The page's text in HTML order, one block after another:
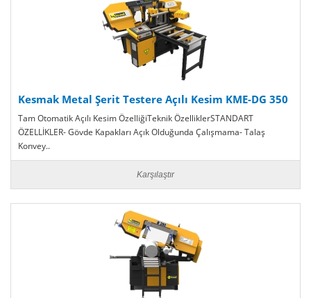
Kesmak Metal Şerit Testere Açılı Kesim KME-DG 350
Tam Otomatik Açılı Kesim ÖzelliğiTeknik ÖzelliklerSTANDART
ÖZELLİKLER- Gövde Kapakları Açık Olduğunda Çalışmama- Talaş
Konvey..
Karşılaştır